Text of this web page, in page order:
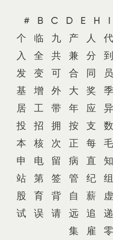
# B C D E H I
个
临 九 产 人 代
入
全 共 兼 分 到
发
变 可 合 同 员
基
增 外 大 奖 季
居
工 带 年 应 异
投
招 拥 按 支 数
本
核 次 正 每 毛
申
电 留 病 直 知
站
第 签 管 纪 组
股
育 背 自 薪 虚
试
误 请 远 追 递
集
雇 零